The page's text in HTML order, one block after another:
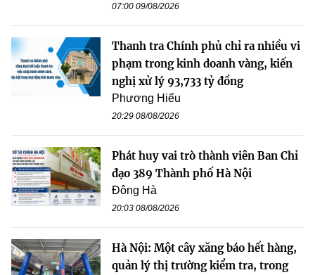
07:00 09/08/2026
Thanh tra Chính phủ chỉ ra nhiều vi
phạm trong kinh doanh vàng, kiến
nghị xử lý 93,733 tỷ đồng
Phương Hiếu
20:29 08/08/2026
Phát huy vai trò thành viên Ban Chỉ
đạo 389 Thành phố Hà Nội
Đông Hà
20:03 08/08/2026
Hà Nội: Một cây xăng báo hết hàng,
quản lý thị trường kiểm tra, trong